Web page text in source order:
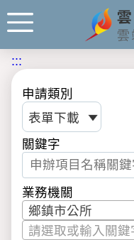
:::
申請類別
關鍵字
業務機關
鄉鎮市公所
請選取或輸入關鍵